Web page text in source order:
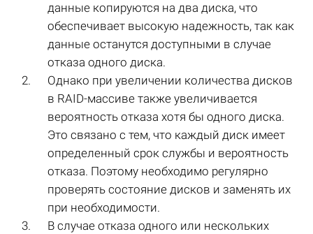
данные копируются на два диска, что
обеспечивает высокую надежность, так как
данные останутся доступными в случае
отказа одного диска.
Однако при увеличении количества дисков
в RAID-массиве также увеличивается
вероятность отказа хотя бы одного диска.
Это связано с тем, что каждый диск имеет
определенный срок службы и вероятность
отказа. Поэтому необходимо регулярно
проверять состояние дисков и заменять их
при необходимости.
В случае отказа одного или нескольких